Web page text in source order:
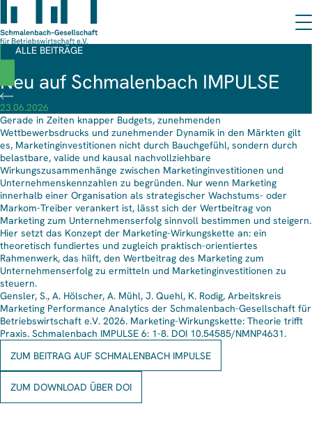
ALLE BEITRÄGE
Neu auf Schmalenbach IMPULSE
23.06.2026
Gerade in Zeiten knapper Budgets, zunehmenden
Wettbewerbsdrucks und zunehmender Dynamik in den Märkten gilt
es, Marketinginvestitionen nicht durch Bauchgefühl, sondern durch
belastbare, valide und kausal nachvollziehbare
Wirkungszusammenhänge zwischen Marketinginvestitionen und
Unternehmenskennzahlen zu begründen. Nur wenn Marketing
innerhalb einer Organisation als strategischer Wachstums- oder
Markom-Treiber verankert ist, lässt sich der Wertbeitrag von
Marketing zum Unternehmenserfolg sinnvoll bestimmen und steigern.
Hier setzt das Konzept der Marketing-Wirkungskette an: ein
theoretisch fundiertes und zugleich praktisch-orientiertes
Rahmenwerk, das hilft, den Wertbeitrag des Marketing zum
Unternehmenserfolg zu ermitteln und Marketinginvestitionen zu
steuern.
Gensler, S., A. Hölscher, A. Mühl, J. Quehl, K. Rodig, Arbeitskreis
Marketing Performance Analytics der Schmalenbach-Gesellschaft für
Betriebswirtschaft e.V. 2026. Marketing-Wirkungskette: Theorie trifft
Praxis. Schmalenbach IMPULSE 6: 1-8. DOI 10.54585/NMNP4631.
ZUM BEITRAG AUF SCHMALENBACH IMPULSE
ZUM DOWNLOAD ÜBER DOI